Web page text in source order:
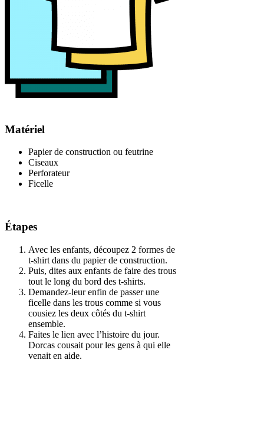
Matériel
Papier de construction ou feutrine
Ciseaux
Perforateur
Ficelle
Étapes
Avec les enfants, découpez 2 formes de
t-shirt dans du papier de construction.
Puis, dites aux enfants de faire des trous
tout le long du bord des t-shirts.
Demandez-leur enfin de passer une
ficelle dans les trous comme si vous
cousiez les deux côtés du t-shirt
ensemble.
Faites le lien avec l’histoire du jour.
Dorcas cousait pour les gens à qui elle
venait en aide.